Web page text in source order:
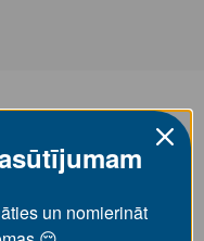
un nomierināt